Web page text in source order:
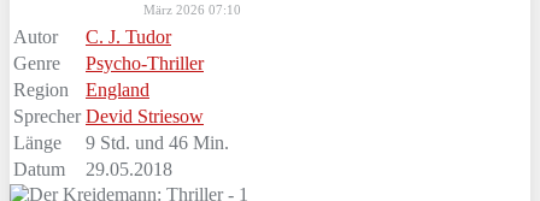
März 2026 07:10
Autor
C. J. Tudor
Genre
Psycho-Thriller
Region
England
Sprecher Devid Striesow
Länge
9 Std. und 46 Min.
Datum
29.05.2018